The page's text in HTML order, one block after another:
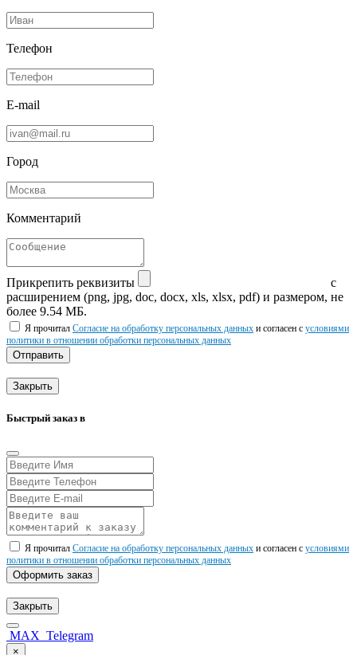
Телефон
E-mail
Город
Комментарий
Прикрепить реквизиты
с
расширением (png, jpg, doc, docx, xls, xlsx, pdf) и размером, не
более 9.54 МБ.
Я прочитал Согласие на обработку персональных данных и согласен с условиями
политики в отношении обработки персональных данных
Отправить
Закрыть
Быстрый заказ в
Я прочитал Согласие на обработку персональных данных и согласен с условиями
политики в отношении обработки персональных данных
Оформить заказ
Закрыть
MAX Telegram
×